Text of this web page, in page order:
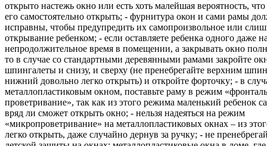
открыто настежь окно или есть хоть малейшая вероятность,
его самостоятельно открыть; - фурнитура окон и сами рамы
исправны, чтобы предупредить их самопроизвольное или
открывание ребенком; - если оставляете ребенка одного даже
непродолжительное время в помещении, а закрывать окно
то в случае со стандартными деревянными рамами закройте
шпингалеты и снизу, и сверху (не пренебрегайте верхним
нижний довольно легко открыть) и откройте форточку; - в
металлопластиковым окном, поставьте раму в режим
проветривание», так как из этого режима маленький ребенок
вряд ли сможет открыть окно; - нельзя надеяться на режим
«микропроветривание» на металлопластиковых окнах – из
легко открыть, даже случайно дернув за ручку; - не